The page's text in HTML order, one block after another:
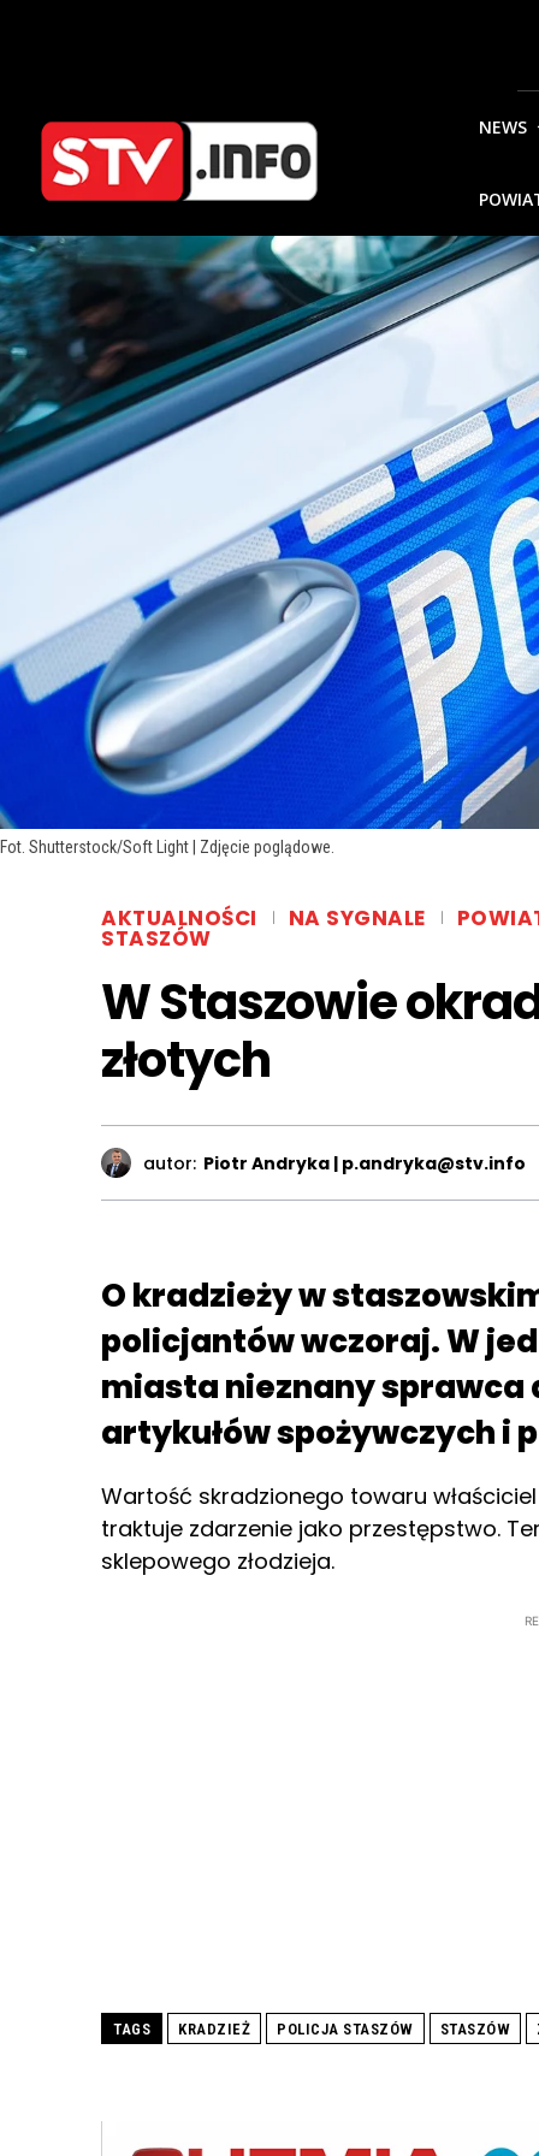
NEWS
Fot. Shutterstock/Soft Light | Zdjęcie poglądowe.
AKTUALNOŚCI NA SYGNALE
STASZÓW
W Staszowie
złotych
autor: Piotr Andryka | p.andryka@stv.info
O kradzieży w
policjantów wczoraj. W
miasta nieznany sprawca
artykułów spożywczych i
Wartość skradzionego towaru
traktuje zdarzenie jako przestępstwo.
sklepowego złodzieja.
TAGS KRADZIEŻ POLICJA STASZÓW STASZÓW